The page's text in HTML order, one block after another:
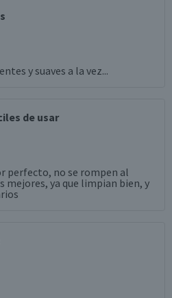
y suaves a la vez...
de usar
perfecto, no se rompen al
mejores, ya que limpian bien, y